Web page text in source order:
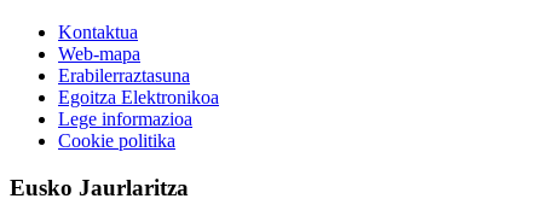
Kontaktua
Web-mapa
Erabilerraztasuna
Egoitza Elektronikoa
Lege informazioa
Cookie politika
Eusko Jaurlaritza